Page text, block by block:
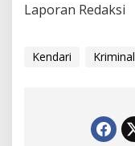
Laporan Redaksi
Kendari Kriminal